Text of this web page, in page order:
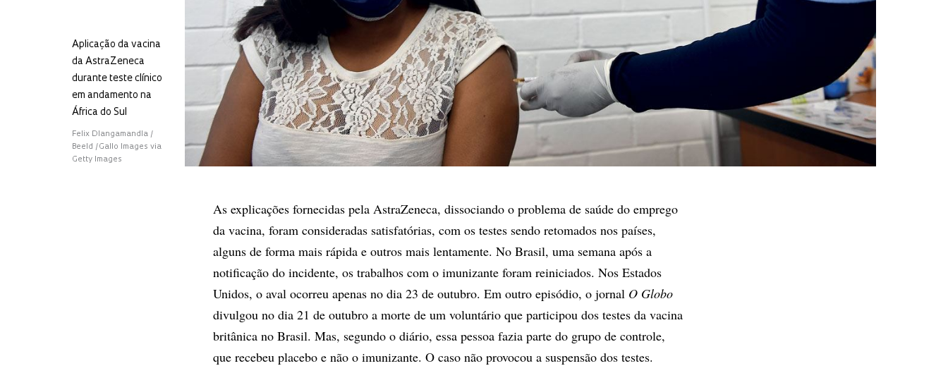
Aplicação da vacina
da AstraZeneca
durante teste clínico
em andamento na
África do Sul
Felix Dlangamandla /
Beeld /Gallo Images via
Getty Images
As explicações fornecidas pela AstraZeneca, dissociando o problema de saúde do emprego
da vacina, foram consideradas satisfatórias, com os testes sendo retomados nos países,
alguns de forma mais rápida e outros mais lentamente. No Brasil, uma semana após a
notificação do incidente, os trabalhos com o imunizante foram reiniciados. Nos Estados
Unidos, o aval ocorreu apenas no dia 23 de outubro. Em outro episódio, o jornal O Globo
divulgou no dia 21 de outubro a morte de um voluntário que participou dos testes da vacina
britânica no Brasil. Mas, segundo o diário, essa pessoa fazia parte do grupo de controle,
que recebeu placebo e não o imunizante. O caso não provocou a suspensão dos testes.